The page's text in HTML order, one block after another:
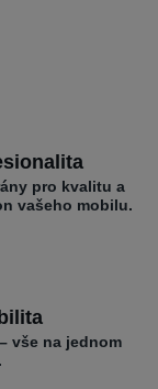
pro kvalitu a
vašeho mobilu.
vše na jednom